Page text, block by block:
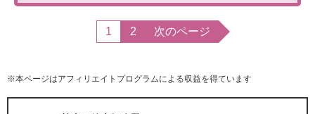
1 2 次のページ
※本ページはアフィリエイトプログラムによる収益を得ています